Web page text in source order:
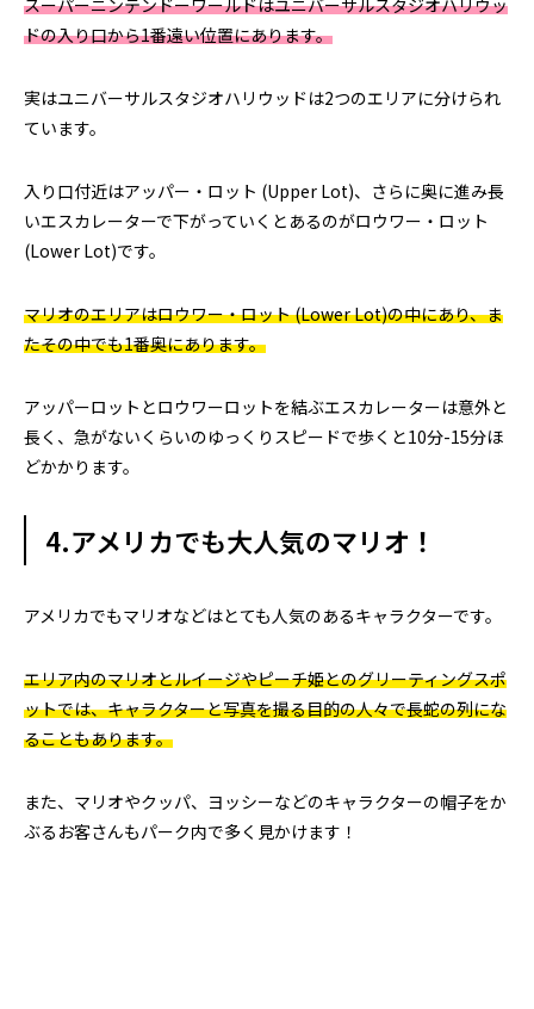
スーパーニンテンドーワールドはユニバーサルスタジオハリウッ
ドの入り口から1番遠い位置にあります。
実はユニバーサルスタジオハリウッドは2つのエリアに分けられ
ています。
入り口付近はアッパー・ロット (Upper Lot)、さらに奥に進み長
いエスカレーターで下がっていくとあるのがロウワー・ロット
(Lower Lot)です。
マリオのエリアはロウワー・ロット (Lower Lot)の中にあり、ま
たその中でも1番奥にあります。
アッパーロットとロウワーロットを結ぶエスカレーターは意外と
長く、急がないくらいのゆっくりスピードで歩くと10分-15分ほ
どかかります。
4.アメリカでも大人気のマリオ！
アメリカでもマリオなどはとても人気のあるキャラクターです。
エリア内のマリオとルイージやピーチ姫とのグリーティングスポ
ットでは、キャラクターと写真を撮る目的の人々で長蛇の列にな
ることもあります。
また、マリオやクッパ、ヨッシーなどのキャラクターの帽子をか
ぶるお客さんもパーク内で多く見かけます！